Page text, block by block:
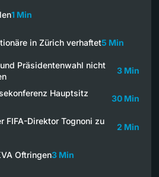
1 Min
in Zürich verhaftet5 Min
Präsidentenwahl nicht
3 Min
Hauptsitz
30 Min
FIFA-Direktor Tognoni zu
2 Min
Oftringen3 Min